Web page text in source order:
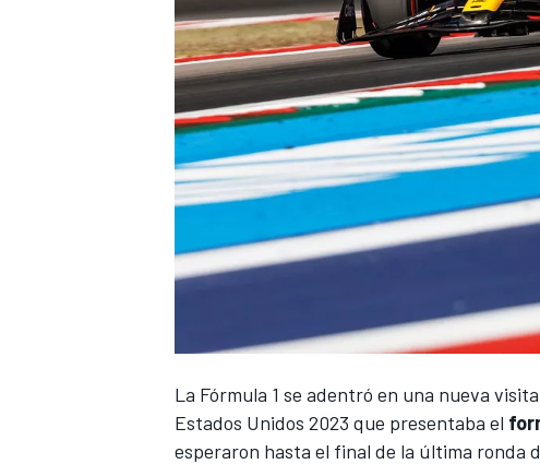
La Fórmula 1 se adentró en una nueva
Estados Unidos 2023 que presentaba el
esperaron hasta el final de la última ronda